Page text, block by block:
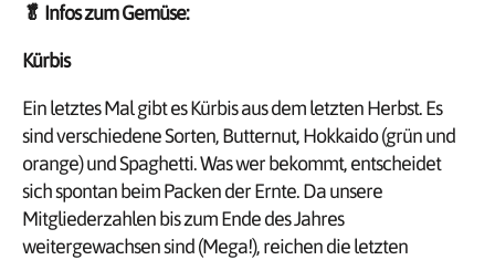
🥬 Infos zum Gemüse:
Kürbis
Ein letztes Mal gibt es Kürbis aus dem letzten Herbst. Es
sind verschiedene Sorten, Butternut, Hokkaido (grün und
orange) und Spaghetti. Was wer bekommt, entscheidet
sich spontan beim Packen der Ernte. Da unsere
Mitgliederzahlen bis zum Ende des Jahres
weitergewachsen sind (Mega!), reichen die letzten